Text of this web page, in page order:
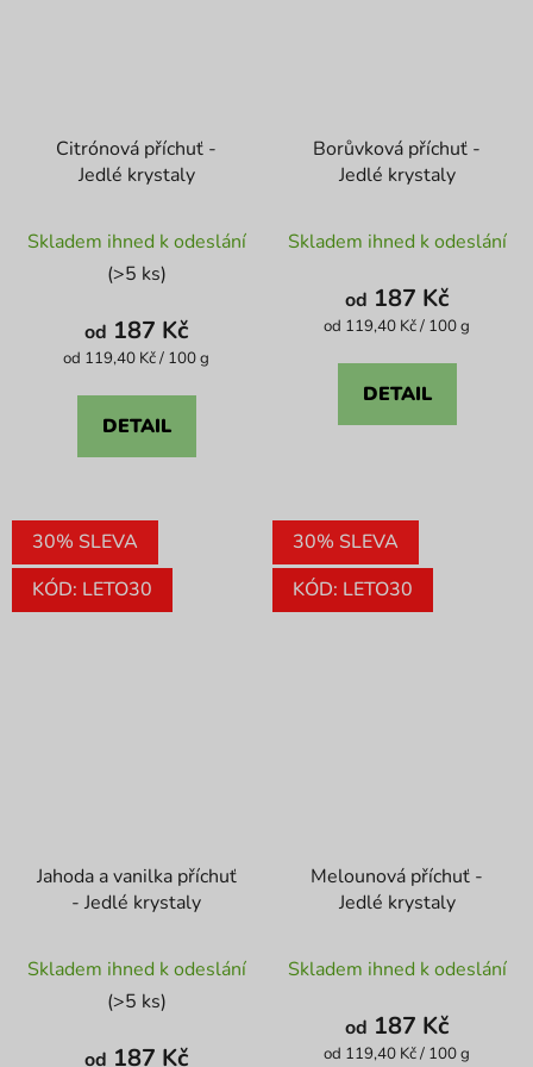
Citrónová příchuť -
Jedlé krystaly
hodnocení
produktu
je
4,3
5
Skladem ihned k odeslání
(>5 ks)
od 187 Kč
Měrná
od 119,40 Kč / 100 g
DETAIL
Borůvková příchuť -
Jedlé krystaly
hodnocení
produktu
je
z
Skladem ihned k odeslání
od 187 Kč
Měrná
od 119,40 Kč / 100 g
DETAIL
30% SLEVA
KÓD: LETO30
Jahoda a vanilka příchuť
- Jedlé krystaly
hodnocení
produktu
je
Skladem ihned k odeslání
(>5 ks)
od 187 Kč
30% SLEVA
KÓD: LETO30
Melounová příchuť -
Jedlé krystaly
hodnocení
produktu
je
Skladem ihned k odeslání
od 187 Kč
Měrná
od 119,40 Kč / 100 g